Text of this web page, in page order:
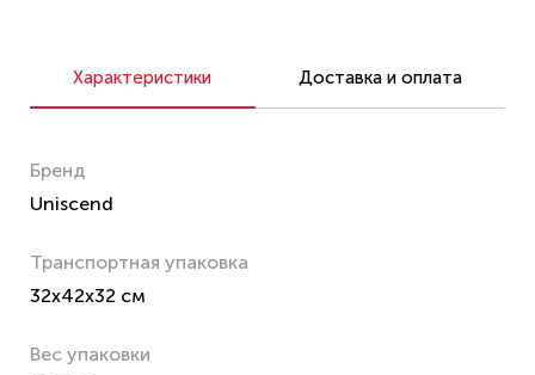
Характеристики Доставка и оплата
Бренд
Uniscend
Транспортная упаковка
32x42x32 см
Вес упаковки